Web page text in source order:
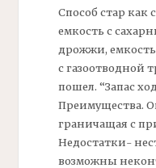
Способ стар как
емкость с
дрожжи,
с газоотводной
пошел. “Запас
Преимущества.
граничащая с
Недостатки-
возможны